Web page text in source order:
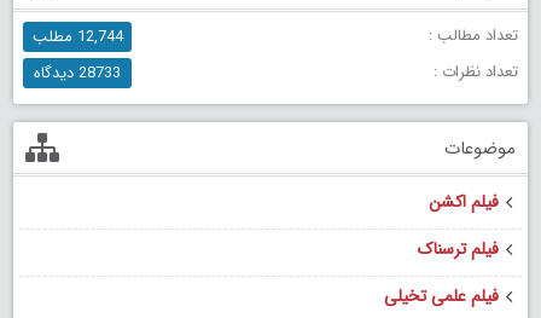
تعداد مطالب :
12,744 مطلب
تعداد نظرات :
28733 دیدگاه
موضوعات
فیلم اکشن
فیلم ترسناک
فیلم علمی تخیلی